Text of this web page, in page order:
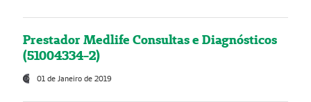
Prestador Medlife Consultas e Diagnósticos
(51004334-2)
01 de Janeiro de 2019